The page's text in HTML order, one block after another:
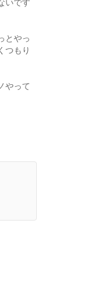
とやっ
つもり
やって